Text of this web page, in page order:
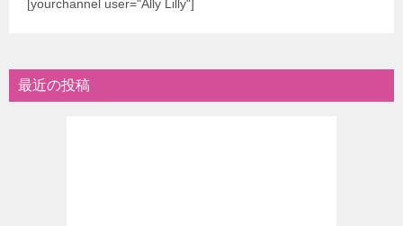
[yourchannel user="Ally Lilly"]
最近の投稿